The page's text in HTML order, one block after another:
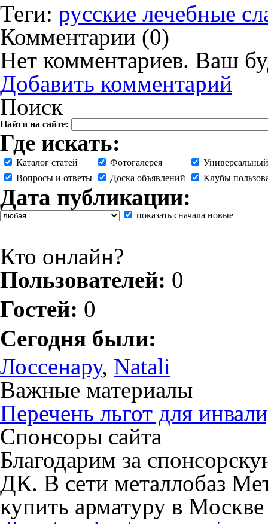
Теги: русские лечебные
Комментарии (0)
Нет комментариев. Ваш
Добавить комментарий
Поиск
Найти на сайте:
Где искать:
Каталог статей Фотогалерея
Вопросы и ответы
Доска объявлений Клубы
Дата публикации:
показать сначала новые
Кто онлайн?
Пользователей: 0
Гостей: 0
Сегодня были:
Лоссенару, Natali
Важные материалы
Перечень льгот для
Спонсоры сайта
Благодарим за
ДК. В сети металлобаз
купить арматуру в